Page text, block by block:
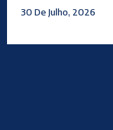
30 De Julho, 2026